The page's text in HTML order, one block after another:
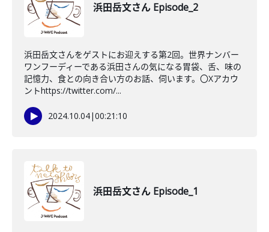
浜田岳文さん Episode_2
浜田岳文さんをゲストにお迎えする第2回。世界ナンバー
ワンフーディーである浜田さんの気になる胃袋、舌、味の
記憶力、食との向き合い方のお話、伺います。〇Xアカウ
ントhttps://twitter.com/...
2024.10.04|00:21:10
浜田岳文さん Episode_1